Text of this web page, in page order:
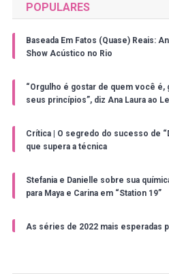
POPULARES
Baseada Em Fatos (Quase) Reais:
Show Acústico no Rio
“Orgulho é gostar de quem você
seus princípios”, diz Ana Laura ao
Crítica | O segredo do sucesso de
que supera a técnica
Stefania e Danielle sobre sua
para Maya e Carina em “Station 19”
As séries de 2022 mais esperadas